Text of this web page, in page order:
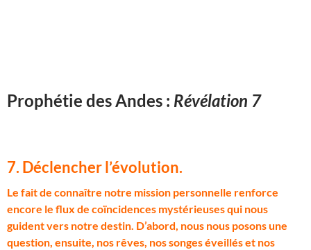
Prophétie des Andes : Révélation 7
7. Déclencher l’évolution.
L e fait de connaître notre mission personnelle renforce
encore le flux de coïncidences mystérieuses qui nous
guident vers notre destin. D’abord, nous nous posons une
question, ensuite, nos rêves, nos songes éveillés et nos